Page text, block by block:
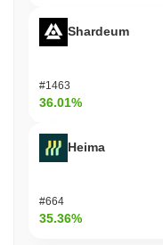
Shardeum
#1463
36.01%
Heima
#664
35.36%